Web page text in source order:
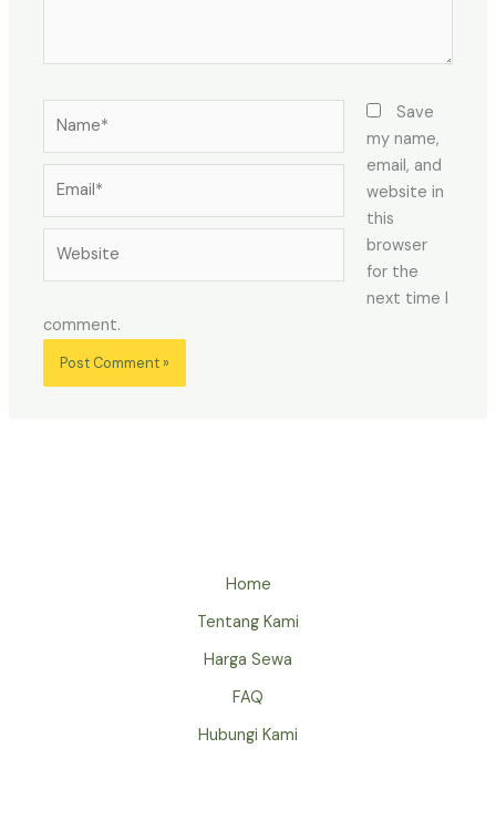
Save
my name,
email, and
website in
this
browser
for the
next time I
comment.
Home
Tentang Kami
Harga Sewa
FAQ
Hubungi Kami